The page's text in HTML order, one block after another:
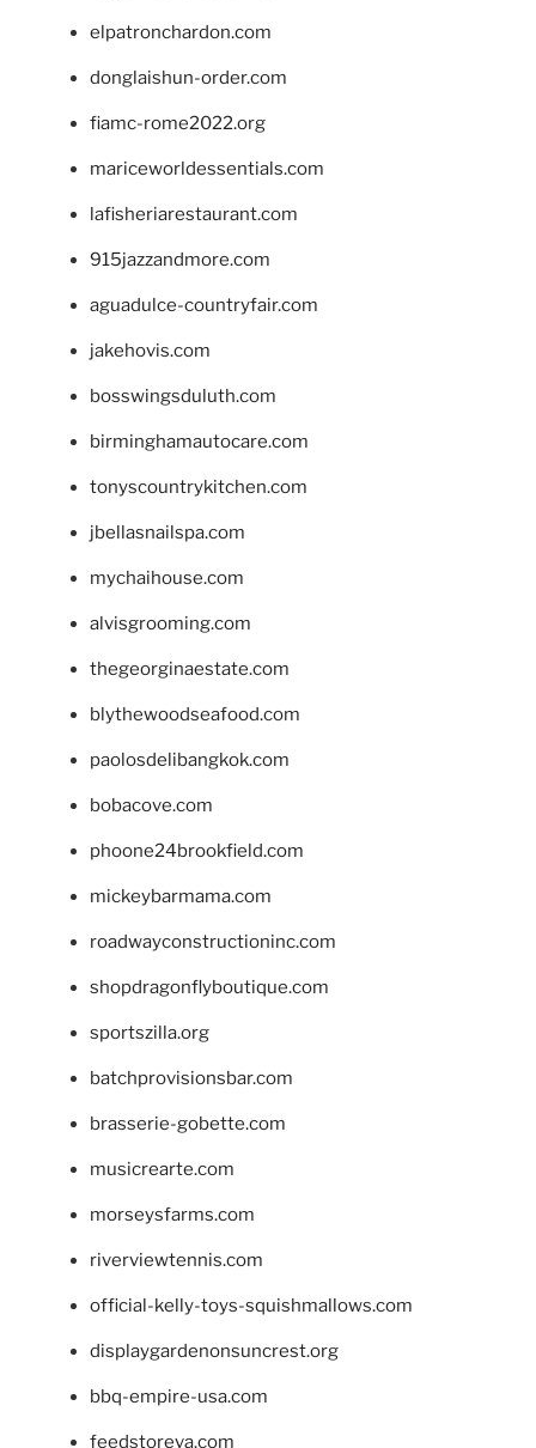
elpatronchardon.com
donglaishun-order.com
fiamc-rome2022.org
mariceworldessentials.com
lafisheriarestaurant.com
915jazzandmore.com
aguadulce-countryfair.com
jakehovis.com
bosswingsduluth.com
birminghamautocare.com
tonyscountrykitchen.com
jbellasnailspa.com
mychaihouse.com
alvisgrooming.com
thegeorginaestate.com
blythewoodseafood.com
paolosdelibangkok.com
bobacove.com
phoone24brookfield.com
mickeybarmama.com
roadwayconstructioninc.com
shopdragonflyboutique.com
sportszilla.org
batchprovisionsbar.com
brasserie-gobette.com
musicrearte.com
morseysfarms.com
riverviewtennis.com
official-kelly-toys-squishmallows.com
displaygardenonsuncrest.org
bbq-empire-usa.com
feedstoreva.com